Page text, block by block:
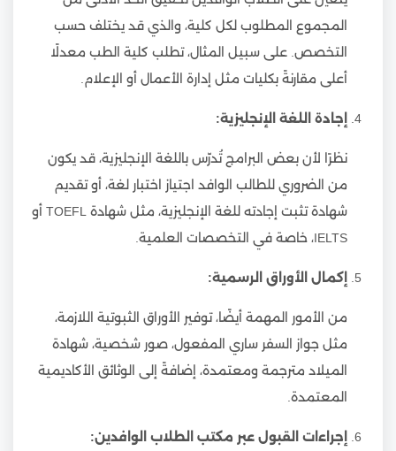
المجموع المطلوب لكل كلية، والذي قد يختلف حسب
التخصص. على سبيل المثال، تطلب كلية الطب معدلًا
أعلى مقارنةً بكليات مثل إدارة الأعمال أو الإعلام.
إجادة اللغة الإنجليزية:
نظرًا لأن بعض البرامج تُدرّس باللغة الإنجليزية، قد يكون
من الضروري للطالب الوافد اجتياز اختبار لغة، أو تقديم
شهادة تثبت إجادته للغة الإنجليزية، مثل شهادة TOEFL أو
IELTS، خاصة في التخصصات العلمية.
إكمال الأوراق الرسمية:
من الأمور المهمة أيضًا، توفير الأوراق الثبوتية اللازمة،
مثل جواز السفر ساري المفعول، صور شخصية، شهادة
الميلاد مترجمة ومعتمدة، إضافةً إلى الوثائق الأكاديمية
المعتمدة.
إجراءات القبول عبر مكتب الطلاب الوافدين: